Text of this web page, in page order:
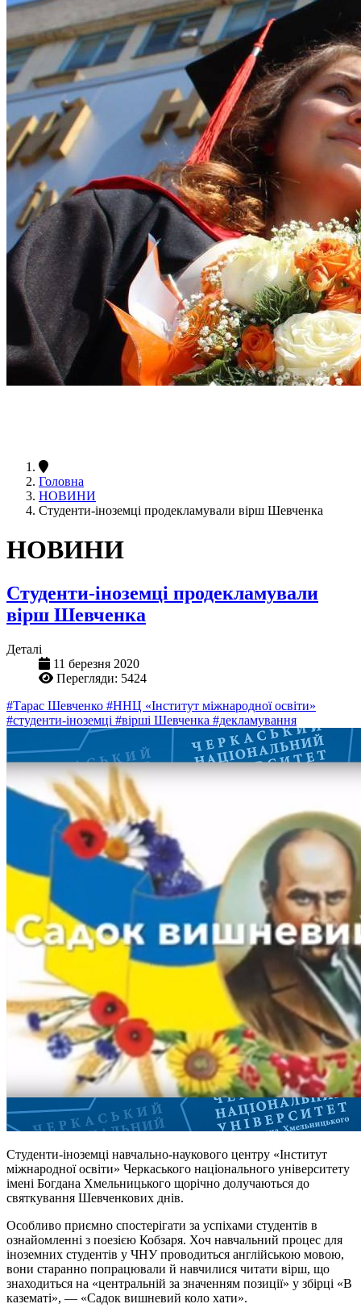
Головна
НОВИНИ
Студенти-іноземці продекламували вірш Шевченка
НОВИНИ
Студенти-іноземці продекламували
вірш Шевченка
Деталі
11 березня 2020
Перегляди: 5424
#Тарас Шевченко #ННЦ «Інститут міжнародної освіти»
#студенти-іноземці #вірші Шевченка #декламування
Студенти-іноземці навчально-наукового центру «Інститут
міжнародної освіти» Черкаського національного університету
імені Богдана Хмельницького щорічно долучаються до
святкування Шевченкових днів.
Особливо приємно спостерігати за успіхами студентів в
ознайомленні з поезією Кобзаря. Хоч навчальний процес для
іноземних студентів у ЧНУ проводиться англійською мовою,
вони старанно попрацювали й навчилися читати вірш, що
знаходиться на «центральній за значенням позиції» у збірці «В
казематі», — «Садок вишневий коло хати».